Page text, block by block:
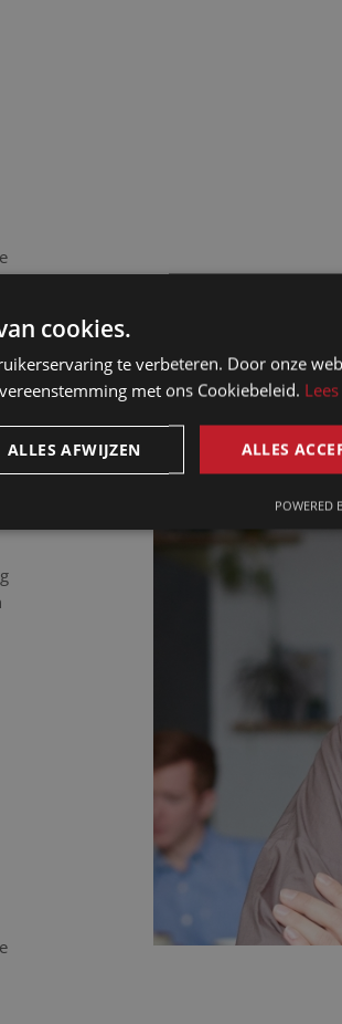
cookies.
te verbeteren. Door onze
met ons Cookiebeleid.
ALLES
ALLES AFWIJZEN
POWERED